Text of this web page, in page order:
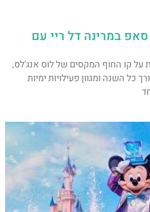
במרינה דל ריי עם
על קו החוף המקסים של לוס אנג'לס,
כל השנה ומגוון פעילויות ימיות